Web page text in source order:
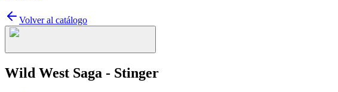
Volver al catálogo
Wild West Saga - Stinger